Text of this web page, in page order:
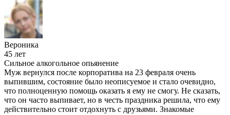
Вероника
45 лет
Сильное алкогольное опьянение
Муж вернулся после корпоратива на 23 февраля очень
выпившим, состояние было неописуемое и стало очевидно,
что полноценную помощь оказать я ему не смогу. Не сказать,
что он часто выпивает, но в честь праздника решила, что ему
действительно стоит отдохнуть с друзьями. Знакомые